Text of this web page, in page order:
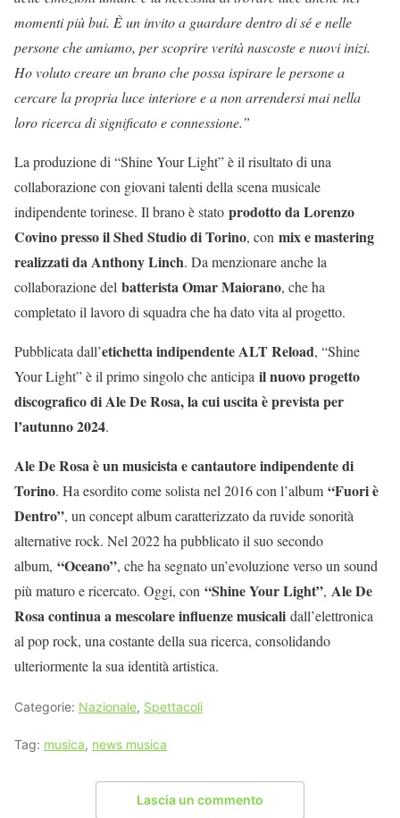
momenti più bui. È un invito a guardare dentro di sé e nelle
persone che amiamo, per scoprire verità nascoste e nuovi inizi.
Ho voluto creare un brano che possa ispirare le persone a
cercare la propria luce interiore e a non arrendersi mai nella
loro ricerca di significato e connessione.”
La produzione di “Shine Your Light” è il risultato di una
collaborazione con giovani talenti della scena musicale
indipendente torinese. Il brano è stato prodotto da Lorenzo
Covino presso il Shed Studio di Torino, con mix e mastering
realizzati da Anthony Linch. Da menzionare anche la
collaborazione del batterista Omar Maiorano, che ha
completato il lavoro di squadra che ha dato vita al progetto.
Pubblicata dall’etichetta indipendente ALT Reload, “Shine
Your Light” è il primo singolo che anticipa il nuovo progetto
discografico di Ale De Rosa, la cui uscita è prevista per
l’autunno 2024.
Ale De Rosa è un musicista e cantautore indipendente di
Torino. Ha esordito come solista nel 2016 con l’album “Fuori è
Dentro”, un concept album caratterizzato da ruvide sonorità
alternative rock. Nel 2022 ha pubblicato il suo secondo
album, “Oceano”, che ha segnato un’evoluzione verso un sound
più maturo e ricercato. Oggi, con “Shine Your Light”, Ale De
Rosa continua a mescolare influenze musicali dall’elettronica
al pop rock, una costante della sua ricerca, consolidando
ulteriormente la sua identità artistica.
Categorie: Nazionale, Spettacoli
Tag: musica, news musica
Lascia un commento